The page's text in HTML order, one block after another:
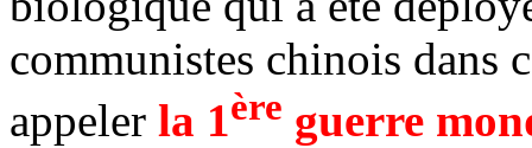
communistes chinois dans
appeler la 1ère guerre